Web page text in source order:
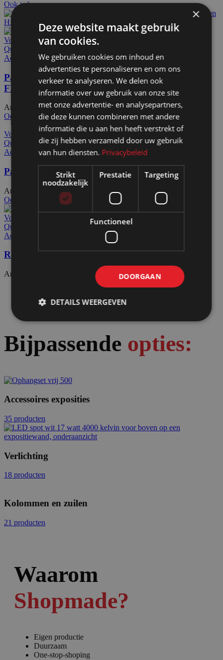
Ook te huur
Voeg toe aan offerteaanvraag
Quick view
Add to wishlist
Pashokje demontabel wit HxBxD200x100x100cm
FLX
Artikelnummer: 50110€594,00 Excl. BTW
Ook te huur
Voeg toe aan offerteaanvraag
Quick view
Add to wishlist
Passpiegel staand groot HxB186x56cm
Artikelnummer: 50301 Excl. BTW
Ook te huur
Voeg toe aan offerteaanvraag
Quick view
Add to wishlist
Rokhanger hout wit gelakt
Artikelnummer: 50601 3,35 Excl. BTW
Bijpassende opties:
Accessoires exposities
35 producten
Verlichting
18 producten
Kolommen en zuilen
21 producten
Waarom
Shopmade?
Eigen productie
Duurzaam
One-stop-shoping
×
Deze website maakt gebruik
van cookies.
We gebruiken cookies om inhoud en
advertenties te personaliseren en om ons
verkeer te analyseren. We delen ook
informatie over uw gebruik van onze site
met onze advertentie- en analysepartners,
die deze kunnen combineren met andere
informatie die u aan hen heeft verstrekt of
die zij hebben verzameld door uw gebruik
van hun diensten. Privacybeleid
Strikt
noodzakelijk
Prestatie Targeting
Functioneel
DOORGAAN
DETAILS WEERGEVEN